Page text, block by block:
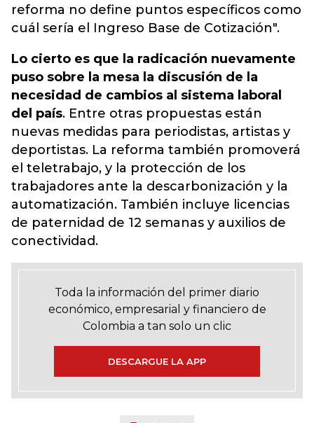
reforma no define puntos específicos como
cuál sería el Ingreso Base de Cotización".
Lo cierto es que la radicación nuevamente
puso sobre la mesa la discusión de la
necesidad de cambios al sistema laboral
del país. Entre otras propuestas están
nuevas medidas para periodistas, artistas y
deportistas. La reforma también promoverá
el teletrabajo, y la protección de los
trabajadores ante la descarbonización y la
automatización. También incluye licencias
de paternidad de 12 semanas y auxilios de
conectividad.
Toda la información del primer diario
económico, empresarial y financiero de
Colombia a tan solo un clic
DESCARGUE LA APP